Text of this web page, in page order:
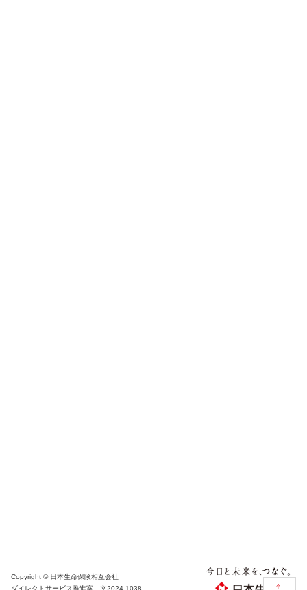
Copyright © 日本生命保険相互会社
ダイレクトサービス推進室 文2024-1038